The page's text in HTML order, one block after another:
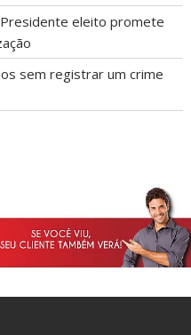
eleito promete
sem registrar um crime